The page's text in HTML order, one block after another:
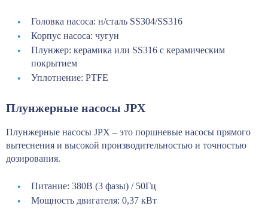
Головка насоса: н/сталь SS304/SS316
Корпус насоса: чугун
Плунжер: керамика или SS316 с керамическим
покрытием
Уплотнение: PTFE
Плунжерные насосы JPX
Плунжерные насосы JPX – это поршневые насосы прямого
вытеснения и высокой производительностью и точностью
дозирования.
Питание: 380В (3 фазы) / 50Гц
Мощность двигателя: 0,37 кВт